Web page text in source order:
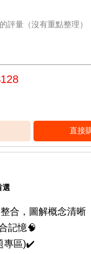
評量（沒有重點整理）
選
整合，圖解概念清晰
記憶🧠
專區)✔️